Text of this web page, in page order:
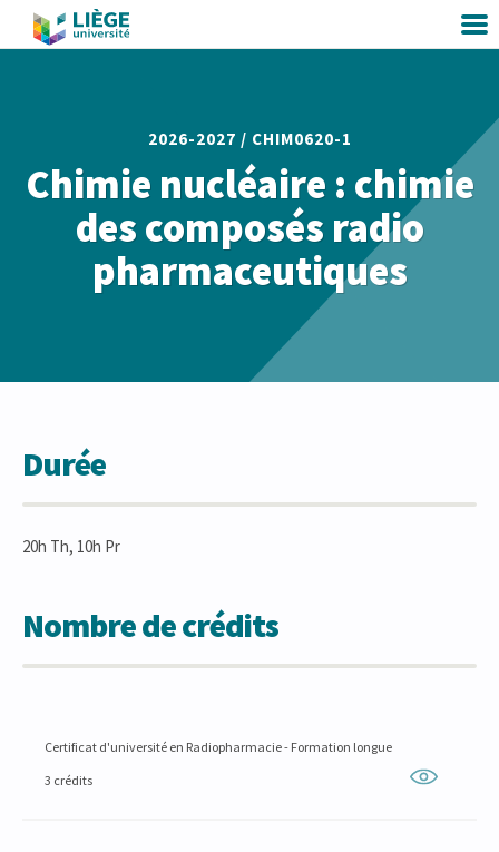
2026-2027 / CHIM0620-1
Chimie nucléaire : chimie
des composés radio
pharmaceutiques
Durée
20h Th, 10h Pr
Nombre de crédits
Certificat d'université en Radiopharmacie - Formation longue
3 crédits